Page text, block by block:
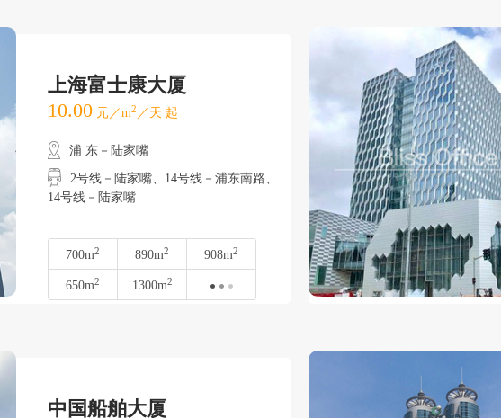
上海富士康大厦
10.00 元／m2 ／天 起
浦 东－陆家嘴
2号线－陆家嘴、14号线－浦东南路、
14号线－陆家嘴
700m2 890m2 908m2
650m2 1300m2
中国船舶大厦